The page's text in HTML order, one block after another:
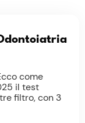
come
il test
filtro, con 3